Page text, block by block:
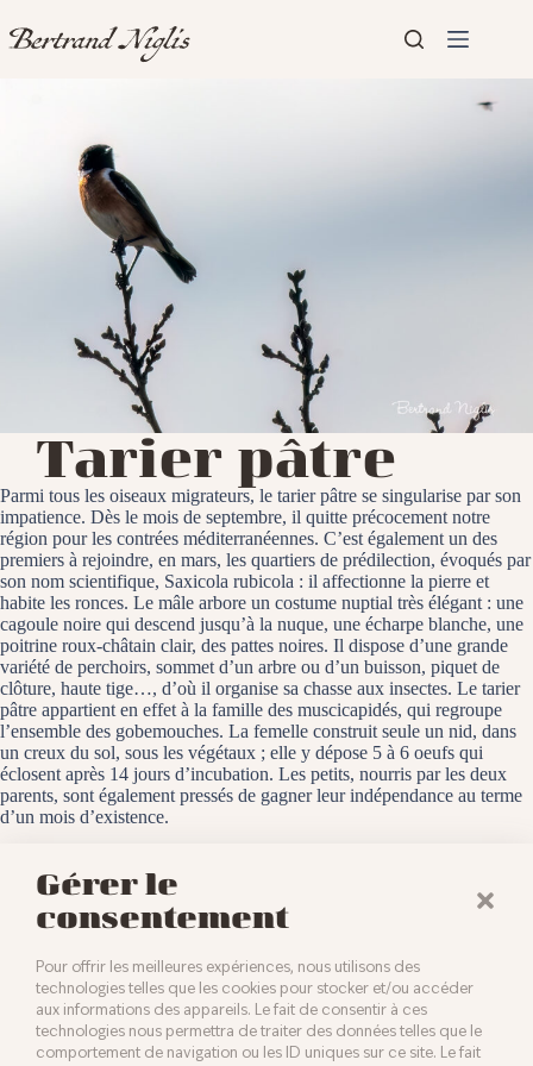
Gérer le
consentement
Pour offrir les meilleures expériences, nous utilisons des
technologies telles que les cookies pour stocker et/ou accéder
aux informations des appareils. Le fait de consentir à ces
technologies nous permettra de traiter des données telles que le
comportement de navigation ou les ID uniques sur ce site. Le fait
au
contenu
Présentation
Articles
Tarier pâtre
Parmi tous les oiseaux migrateurs, le tarier pâtre se singularise par son
impatience. Dès le mois de septembre, il quitte précocement notre
région pour les contrées méditerranéennes. C’est également un des
premiers à rejoindre, en mars, les quartiers de prédilection, évoqués par
son nom scientifique, Saxicola rubicola : il affectionne la pierre et
habite les ronces. Le mâle arbore un costume nuptial très élégant : une
cagoule noire qui descend jusqu’à la nuque, une écharpe blanche, une
poitrine roux-châtain clair, des pattes noires. Il dispose d’une grande
variété de perchoirs, sommet d’un arbre ou d’un buisson, piquet de
clôture, haute tige…, d’où il organise sa chasse aux insectes. Le tarier
pâtre appartient en effet à la famille des muscicapidés, qui regroupe
l’ensemble des gobemouches. La femelle construit seule un nid, dans
un creux du sol, sous les végétaux ; elle y dépose 5 à 6 oeufs qui
éclosent après 14 jours d’incubation. Les petits, nourris par les deux
parents, sont également pressés de gagner leur indépendance au terme
d’un mois d’existence.